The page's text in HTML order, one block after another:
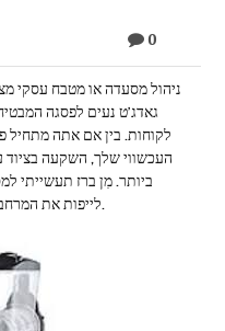
0
ניהול מסעדה או מטבח עסקי
גאדג’ט נעים לפסגה
לקוחות. בין אם אתה מתחיל
העכשווי שלך, השקעה בציוד
ביותר. מִן ברז תעשייתי
לייפות את המרחב והשירות שלך עם החלופות המתאימות.